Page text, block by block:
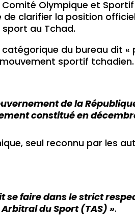
Olympique et
clarifier la position
au Tchad.
du bureau dit «
sportif tchadien.
de la
constitué en
seul reconnu par les
se faire dans le strict
du Sport (TAS) ».